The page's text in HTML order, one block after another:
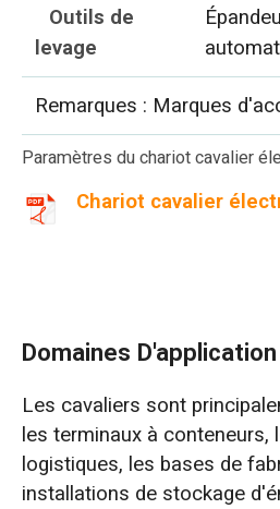
Outils de
levage
Remarques : Marques
Paramètres du chariot cavalier
Chariot cavalier
Domaines D'application
Les cavaliers sont
les terminaux à conteneurs,
logistiques, les bases de
installations de stockage